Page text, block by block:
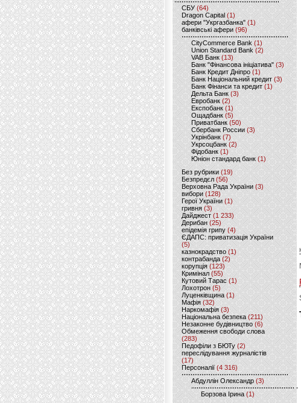
CБУ (64)
Dragon Capital (1)
афери "Укргазбанка" (1)
банківські афери (96)
CityCommerce Bank (1)
Union Standard Bank (2)
VAB Банк (13)
Банк "Фінансова ініціатива" (3)
Банк Кредит Дніпро (1)
Банк Національний кредит (3)
Банк Фінанси та кредит (1)
Дельта Банк (3)
Евробанк(2)
Експобанк (1)
Ощадбанк(5)
Приватбанк (50)
Сбербанк России (3)
Укрінбанк(7)
Укрсоцбанк (2)
Фідобанк (1)
Юніон стандард банк(1)
Без рубрики (19)
Безпредєл(56)
Верховна Рада України (3)
вибори(128)
Герої України(1)
гривня (3)
Дайджест (1 233)
Дерибан (25)
епідемія грипу (4)
ЄДАПС: приватизація України
(5)
казнокрадство (1)
контрабанда (2)
корупція (123)
Кримінал (55)
Кутовий Тарас (1)
Лохотрон(5)
Луценківщина (1)
Мафія (32)
Наркомафія (3)
Національна безпека (211)
Незаконне будівництво(6)
Обмеження свободи слова
(283)
Педофіли з БЮТу (2)
переслідування журналістів
(17)
Персоналії (4 316)
Абдуллін Олександр (3)
Борзова Ірина(1)